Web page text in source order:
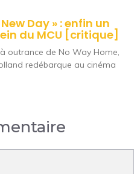
Day » : enfin un
du MCU [critique]
outrance de No Way Home,
redébarque au cinéma